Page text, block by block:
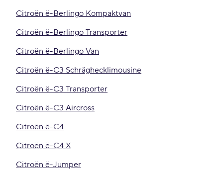
Citroën ë-Berlingo Kompaktvan
Citroën ë-Berlingo Transporter
Citroën ë-Berlingo Van
Citroën ë-C3 Schräghecklimousine
Citroën ë-C3 Transporter
Citroën ë-C3 Aircross
Citroën ë-C4
Citroën ë-C4 X
Citroën ë-Jumper